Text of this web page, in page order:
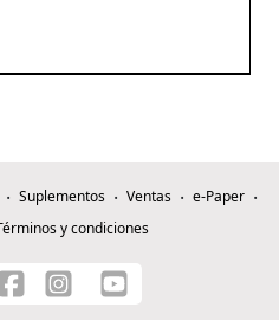
Suplementos Ventas
e-Paper
y condiciones